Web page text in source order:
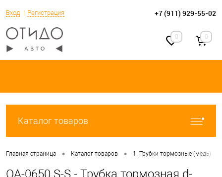
Вход Регистрация +7 (911) 929-55-02
0 0
Каталог товаров
Главная страница • Каталог товаров • 1. Трубки тормозные (медь)
OA-0650 S-S - Трубка тормозная d-